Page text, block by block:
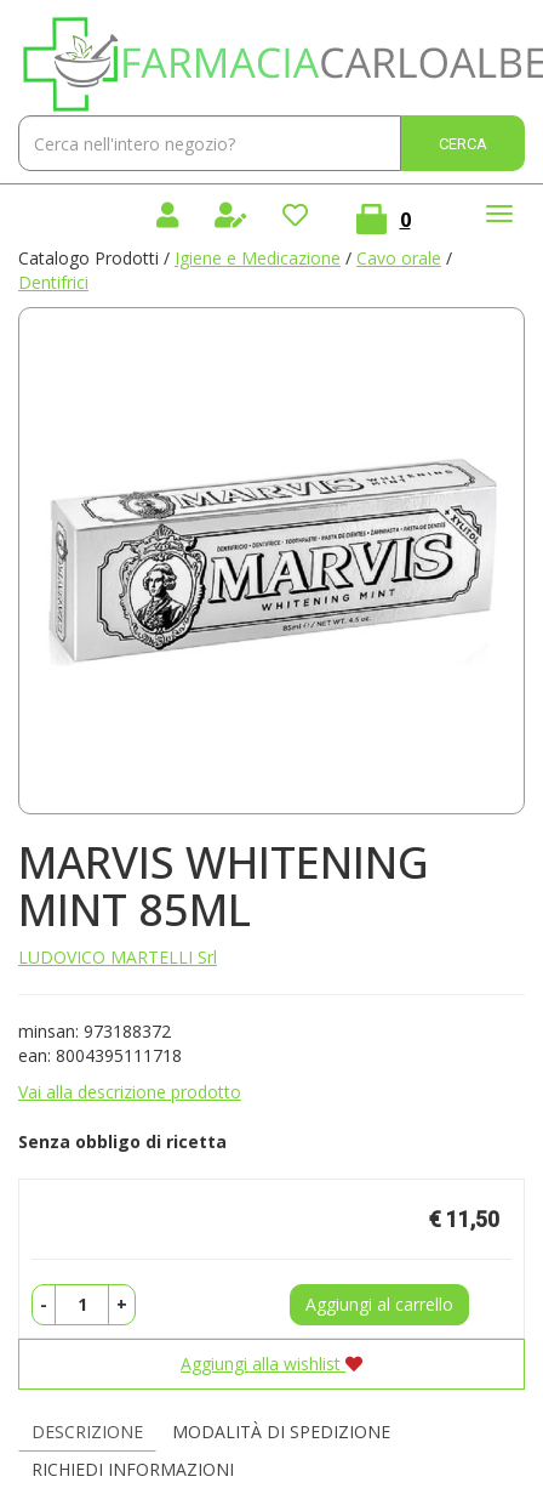
contenuto
principale
Farmacia
Carlo
Alberto
Cerca
Prodotto
0prodotti
Catalogo Prodotti / Igiene e Medicazione / Cavo orale /
Dentifrici
MARVIS WHITENING
MINT 85ML
LUDOVICO MARTELLI Srl
minsan: 973188372
ean: 8004395111718
Vai alla descrizione prodotto
Senza obbligo di ricetta
€ 11,50
- + Aggiungi al carrello
Aggiungi alla wishlist
DESCRIZIONE
MODALITÀ DI SPEDIZIONE
RICHIEDI INFORMAZIONI